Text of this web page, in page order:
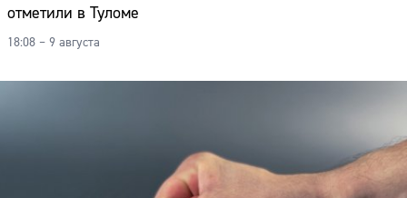
отметили в Туломе
18:08 – 9 августа